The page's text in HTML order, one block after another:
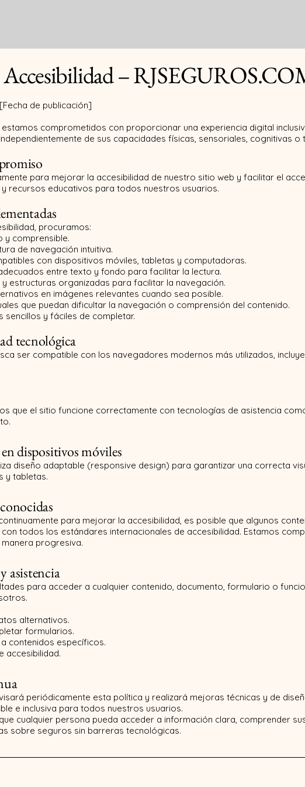
Accesibilidad –
de publicación]
estamos comprometidos con proporcionar una experiencia digital
de sus capacidades físicas, sensoriales, cognitivas o
para mejorar la accesibilidad de nuestro sitio web y facilitar el
recursos educativos para todos nuestros usuarios.
procuramos:
y comprensible.
de navegación intuitiva.
con dispositivos móviles, tabletas y computadoras.
entre texto y fondo para facilitar la lectura.
y estructuras organizadas para facilitar la navegación.
en imágenes relevantes cuando sea posible.
que puedan dificultar la navegación o comprensión del contenido.
sencillos y fáciles de completar.
tecnológica
ser compatible con los navegadores modernos más utilizados,
que el sitio funcione correctamente con tecnologías de asistencia
dispositivos móviles
diseño adaptable (responsive design) para garantizar una correcta
y tabletas.
para mejorar la accesibilidad, es posible que algunos
con todos los estándares internacionales de accesibilidad. Estamos
progresiva.
asistencia
para acceder a cualquier contenido, documento, formulario o
alternativos.
formularios.
contenidos específicos.
accesibilidad.
periódicamente esta política y realizará mejoras técnicas y de
e inclusiva para todos nuestros usuarios.
cualquier persona pueda acceder a información clara, comprender
sobre seguros sin barreras tecnológicas.